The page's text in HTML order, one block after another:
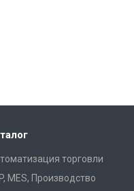
торговли
MES, Производство